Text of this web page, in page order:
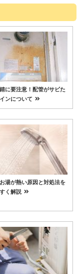
に要注意！配管がサビた
ンについて
湯が熱い原因と対処法を
く解説